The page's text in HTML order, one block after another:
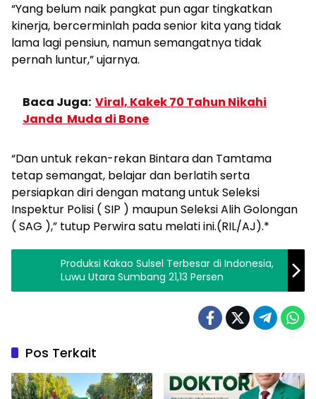
“Yang belum naik pangkat pun agar tingkatkan
kinerja, bercerminlah pada senior kita yang tidak
lama lagi pensiun, namun semangatnya tidak
pernah luntur,” ujarnya.
Baca Juga: Viral, Kakek 70 Tahun Nikahi
Janda Muda di Bone
“Dan untuk rekan-rekan Bintara dan Tamtama
tetap semangat, belajar dan berlatih serta
persiapkan diri dengan matang untuk Seleksi
Inspektur Polisi ( SIP ) maupun Seleksi Alih Golongan
( SAG ),” tutup Perwira satu melati ini.(RIL/AJ).*
Produksi Kakao Sulsel Terbesar di Indonesia,
Luwu Utara Sumbang 21,13 Persen
Pos Terkait